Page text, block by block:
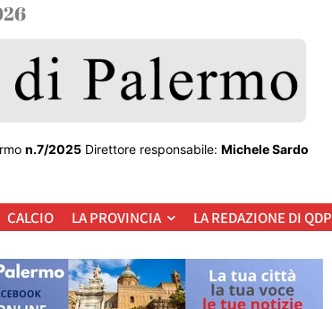
n.7/2025Direttore responsabile: Michele Sardo
CALCIO LA PROVINCIA LA REDAZIONE DI QDP